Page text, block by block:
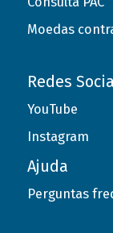
Moedas
Redes
YouTube
Instagram
Ajuda
Perguntas